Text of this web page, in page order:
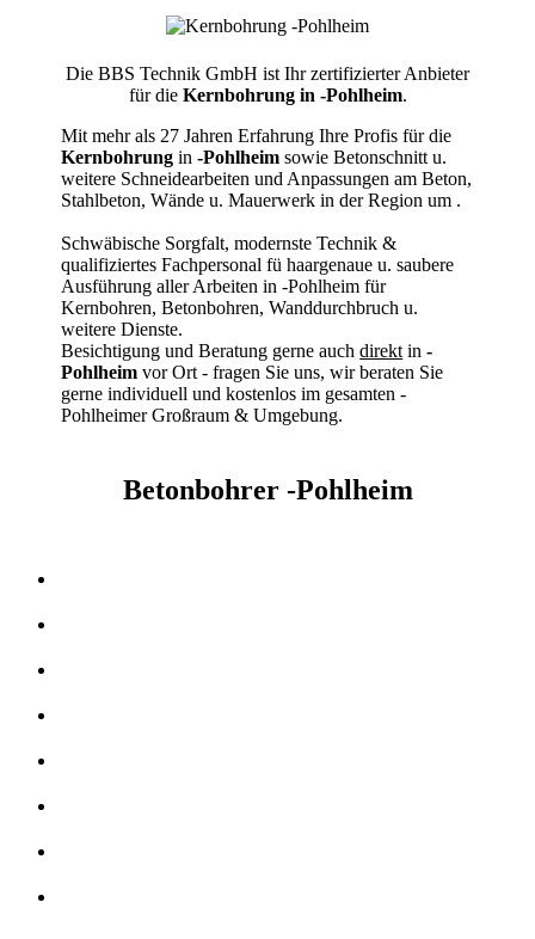
Die BBS Technik GmbH ist Ihr zertifizierter Anbieter
für die Kernbohrung in -Pohlheim.
Mit mehr als 27 Jahren Erfahrung Ihre Profis für die
Kernbohrung in-Pohlheim sowie Betonschnitt u.
weitere Schneidearbeiten und Anpassungen am Beton,
Stahlbeton, Wände u. Mauerwerk in der Region um .
Schwäbische Sorgfalt, modernste Technik &
qualifiziertes Fachpersonalfü haargenaue u. saubere
Ausführung aller Arbeitenin -Pohlheim für
Kernbohren, Betonbohren, Wanddurchbruch u.
weitere Dienste.
Besichtigung und Beratung gerne auchdirekt in-
Pohlheim vor Ort - fragen Sie uns, wir beraten Sie
gerne individuell und kostenlos im gesamten -
Pohlheimer Großraum & Umgebung.
Betonbohrer -Pohlheim